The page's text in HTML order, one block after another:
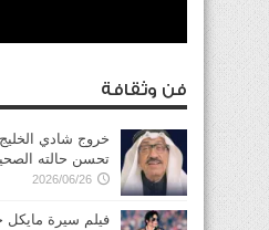
فن وثقافة
خروج شادي
تحسن حالته
2026/06/26
فيلم سيرة